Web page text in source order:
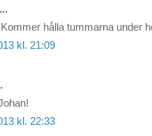
Kommer hålla tummarna under
kl. 21:09
kl. 22:33